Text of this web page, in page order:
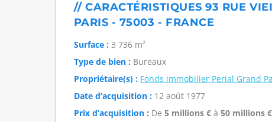
// CARACTÉRISTIQUES 93 RUE
PARIS - 75003 - FRANCE
Surface :3 736 m²
Type de bien :Bureaux
Propriétaire(s) : Fonds immobilier Perial Grand
Date d’acquisition :12 août 1977
Prix d’acquisition :De 5 millions €à 50 millions €